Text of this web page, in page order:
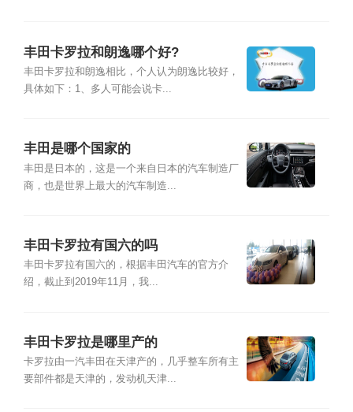
丰田卡罗拉和朗逸哪个好?
丰田卡罗拉和朗逸相比，个人认为朗逸比较好，
具体如下：1、多人可能会说卡...
丰田是哪个国家的
丰田是日本的，这是一个来自日本的汽车制造厂
商，也是世界上最大的汽车制造...
丰田卡罗拉有国六的吗
丰田卡罗拉有国六的，根据丰田汽车的官方介
绍，截止到2019年11月，我...
丰田卡罗拉是哪里产的
卡罗拉由一汽丰田在天津产的，几乎整车所有主
要部件都是天津的，发动机天津...